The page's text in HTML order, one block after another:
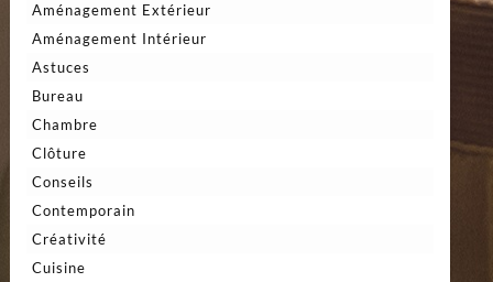
Aménagement Extérieur
Aménagement Intérieur
Astuces
Bureau
Chambre
Clôture
Conseils
Contemporain
Créativité
Cuisine